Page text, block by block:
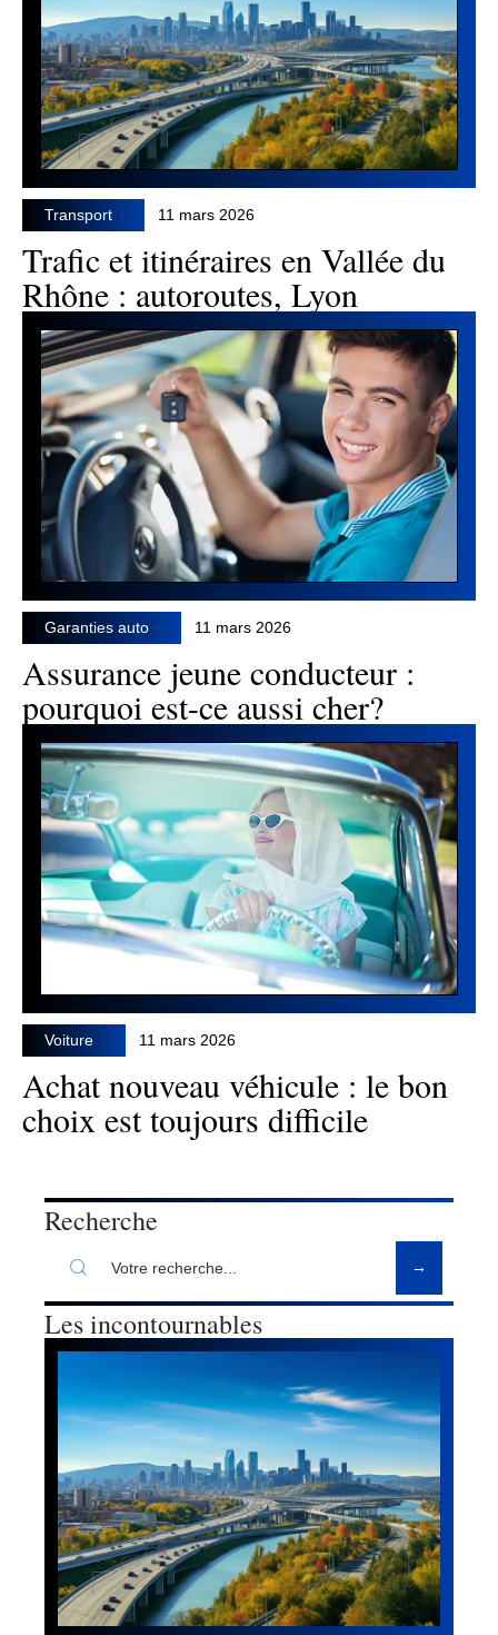
Transport 11 mars 2026
Trafic et itinéraires en Vallée du
Rhône : autoroutes, Lyon
Garanties auto 11 mars 2026
Assurance jeune conducteur :
pourquoi est-ce aussi cher?
Voiture 11 mars 2026
Achat nouveau véhicule : le bon
choix est toujours difficile
Recherche
Les incontournables